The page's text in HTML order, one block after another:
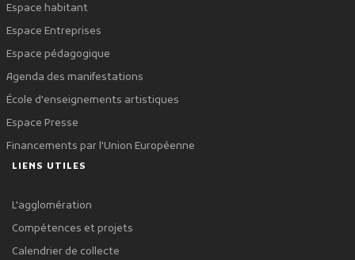
Espace habitant
Espace Entreprises
Espace pédagogique
Agenda des manifestations
École d'enseignements artistiques
Espace Presse
Financements par l'Union Européenne
LIENS UTILES
L'agglomération
Compétences et projets
Calendrier de collecte